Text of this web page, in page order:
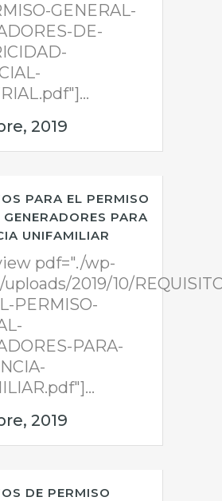
GENERAL-
DE-
2019
PARA EL PERMISO
GENERADORES PARA
UNIFAMILIAR
pdf="./wp-
2019/10/
PERMISO-
PARA-
2019
DE PERMISO